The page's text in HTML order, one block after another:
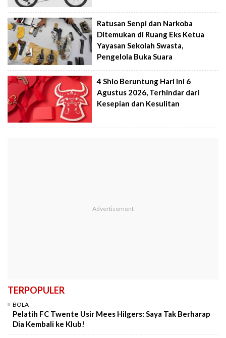
Ratusan Senpi dan Narkoba
Ditemukan di Ruang Eks Ketua
Yayasan Sekolah Swasta,
Pengelola Buka Suara
4 Shio Beruntung Hari Ini 6
Agustus 2026, Terhindar dari
Kesepian dan Kesulitan
TERPOPULER
BOLA
Pelatih FC Twente Usir Mees Hilgers: Saya Tak Berharap
Dia Kembali ke Klub!